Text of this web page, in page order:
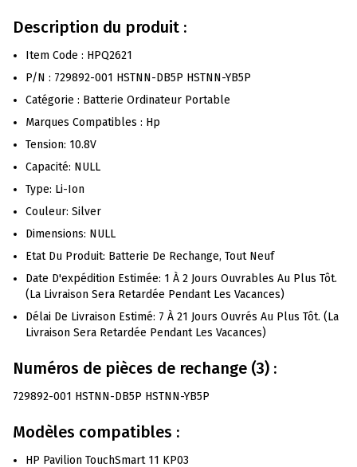
Description du produit :
Item Code : HPQ2621
P/N : 729892-001 HSTNN-DB5P HSTNN-YB5P
Catégorie : Batterie Ordinateur Portable
Marques Compatibles : Hp
Tension: 10.8V
Capacité: NULL
Type: Li-Ion
Couleur: Silver
Dimensions: NULL
Etat Du Produit: Batterie De Rechange, Tout Neuf
Date D'expédition Estimée: 1 À 2 Jours Ouvrables Au Plus Tôt.
(La Livraison Sera Retardée Pendant Les Vacances)
Délai De Livraison Estimé: 7 À 21 Jours Ouvrés Au Plus Tôt. (La
Livraison Sera Retardée Pendant Les Vacances)
Numéros de pièces de rechange (3) :
729892-001 HSTNN-DB5P HSTNN-YB5P
Modèles compatibles :
HP Pavilion TouchSmart 11 KP03